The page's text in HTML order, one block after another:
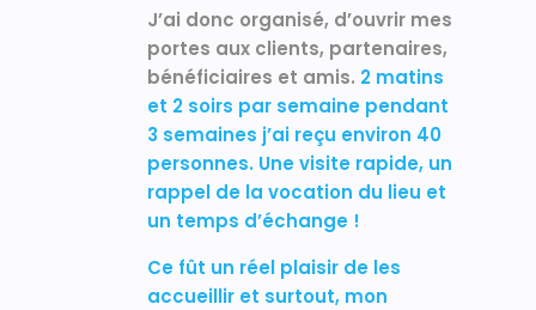
J’ai donc organisé, d’ouvrir mes
portes aux clients, partenaires,
bénéficiaires et amis. 2 matins
et 2 soirs par semaine pendant
3 semaines j’ai reçu environ 40
personnes. Une visite rapide, un
rappel de la vocation du lieu et
un temps d’échange !
Ce fût un réel plaisir de les
accueillir et surtout, mon